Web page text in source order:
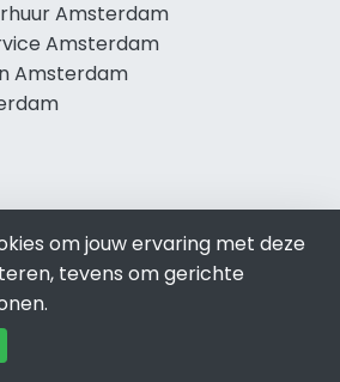
Amsterdam
Amsterdam
Amsterdam
om jouw ervaring met deze
tevens om gerichte